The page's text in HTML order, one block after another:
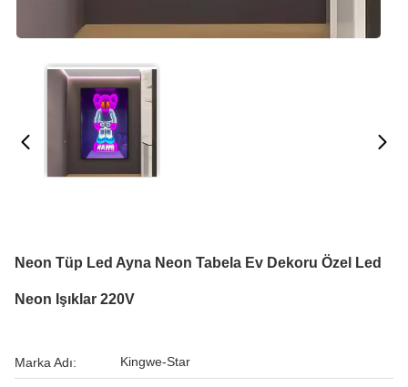
Neon Tüp Led Ayna Neon Tabela Ev Dekoru Özel Led
Neon Işıklar 220V
Marka Adı: Kingwe-Star